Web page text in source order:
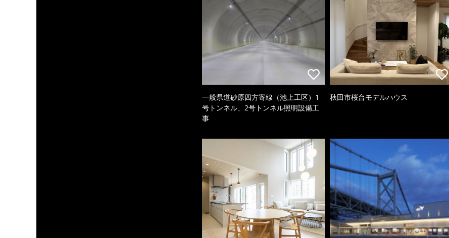
一般県道砂原四方寄線（池上工区）1
号トンネル、2号トンネル照明設備工
事
秋田市桜台モデルハウス